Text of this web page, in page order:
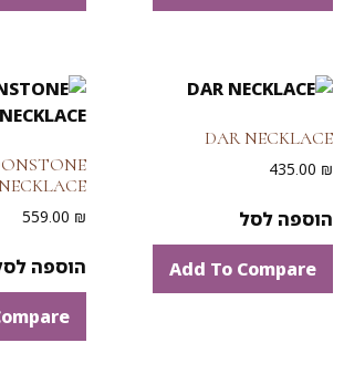
DAR NECKLACE
435.00 ₪
הוספה לסל
Add To Compare
NECKLACE
559.00 ₪
הוספה